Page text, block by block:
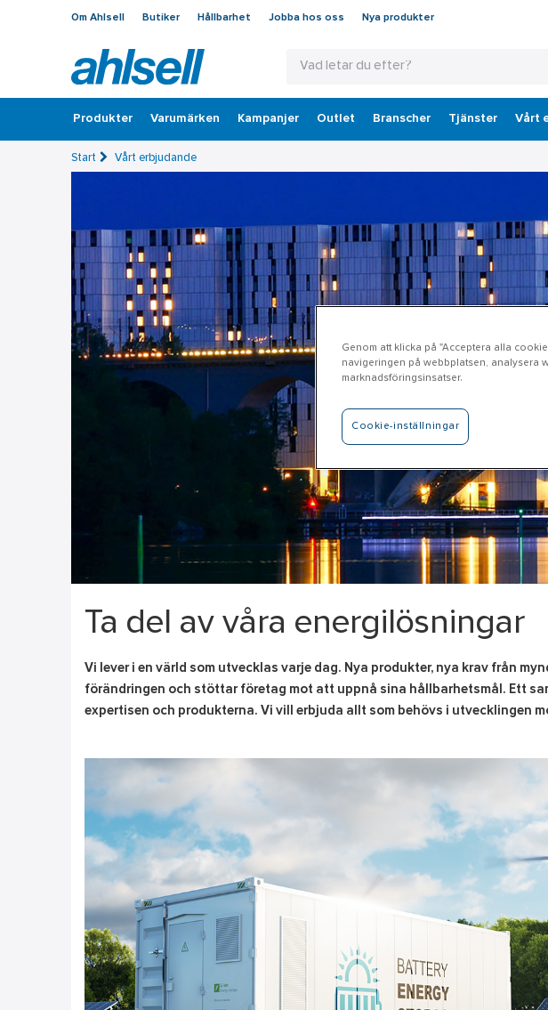
Om Ahlsell Butiker Hållbarhet Jobba hos oss Nya produkter
Produkter Varumärken Kampanjer Outlet Branscher Tjänster Vårt
Start Vårt erbjudande
Ta del av våra energilösningar
Vi lever i en värld som utvecklas varje dag. Nya produkter, nya krav från
förändringen och stöttar företag mot att uppnå sina hållbarhetsmål. Ett
expertisen och produkterna. Vi vill erbjuda allt som behövs i utvecklingen
Genom att klicka på "Acceptera alla
navigeringen på webbplatsen, analysera
marknadsföringsinsatser.
Cookie-inställningar